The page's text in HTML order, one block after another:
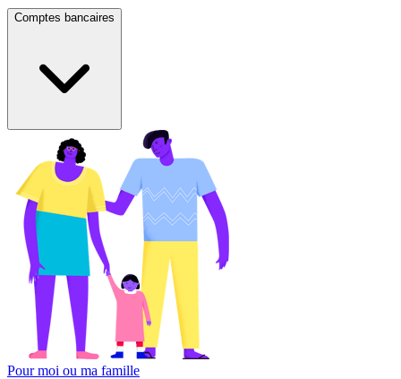
Comptes bancaires
Pour moi ou ma famille